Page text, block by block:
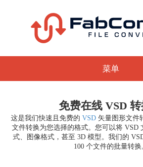
菜单
免费在线 VSD
这是我们快速且免费的 VSD 矢量图形文件
文件转换为您选择的格式。您可以将 VSD
式、图像格式，甚至 3D 模型。我们的
100 个文件的批量转换